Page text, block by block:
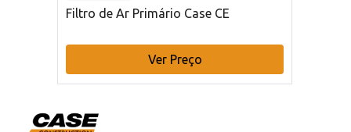
Filtro de Ar Primário Case CE
Ver Preço